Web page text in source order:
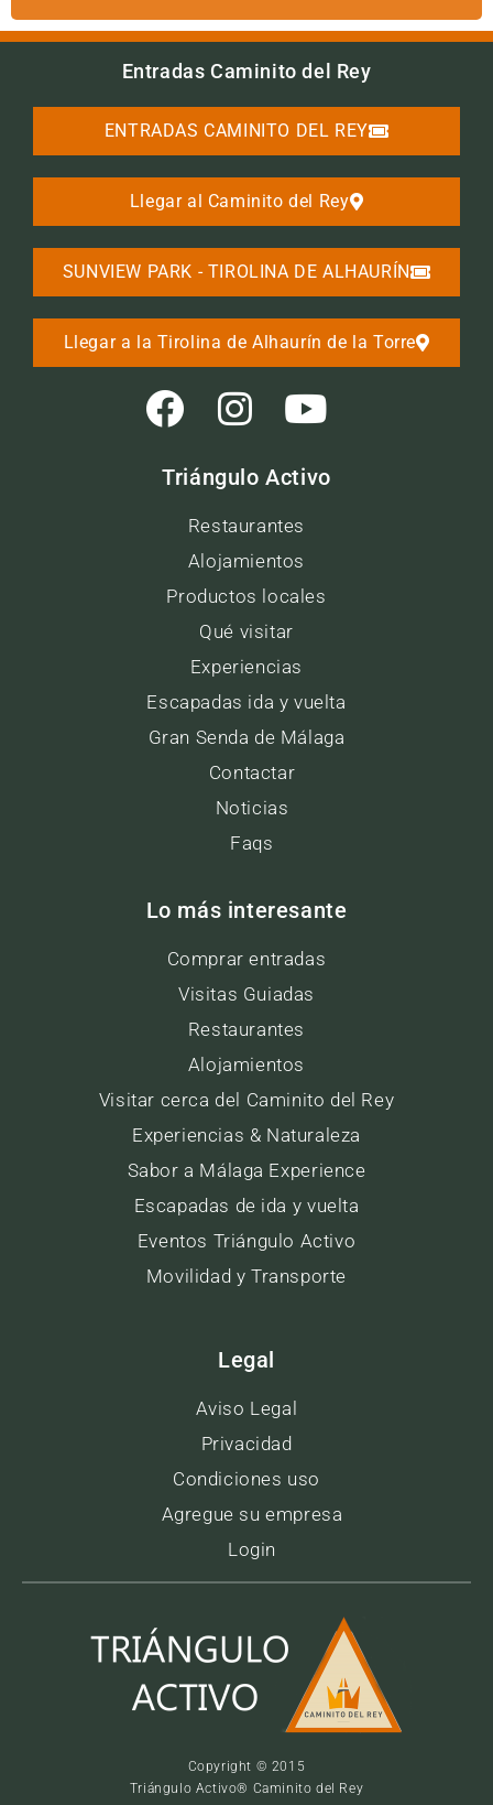
Entradas Caminito del Rey
ENTRADAS CAMINITO DEL REY
Llegar al Caminito del Rey
SUNVIEW PARK - TIROLINA DE ALHAURÍN
Llegar a la Tirolina de Alhaurín de la Torre
Triángulo Activo
Restaurantes
Alojamientos
Productos locales
Qué visitar
Experiencias
Escapadas ida y vuelta
Gran Senda de Málaga
Contactar
Noticias
Faqs
Lo más interesante
Comprar entradas
Visitas Guiadas
Restaurantes
Alojamientos
Visitar cerca del Caminito del Rey
Experiencias & Naturaleza
Sabor a Málaga Experience
Escapadas de ida y vuelta
Eventos Triángulo Activo
Movilidad y Transporte
Legal
Aviso Legal
Privacidad
Condiciones uso
Agregue su empresa
Login
Copyright © 2015
Triángulo Activo® Caminito del Rey